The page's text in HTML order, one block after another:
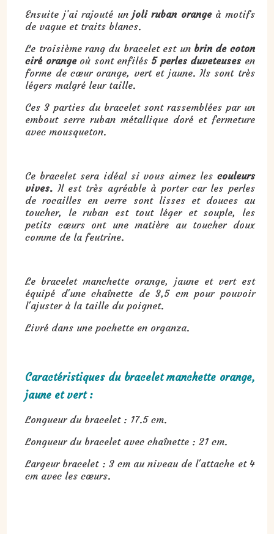
Ensuite j’ai rajouté un joli ruban orangeà motifs
de vague et traits blancs.
Le troisième rang du bracelet est un brin de coton
ciré orangeoù sont enfilés 5 perles duveteuses en
forme de cœur orange, vert et jaune. Ils sont très
légers malgré leur taille.
Ces 3 parties du bracelet sont rassemblées par un
embout serre ruban métallique doré et fermeture
avec mousqueton.
Ce bracelet sera idéal si vous aimez les couleurs
vives. Il est très agréable à porter car les perles
de rocailles en verre sont lisses et douces au
toucher, le ruban est tout léger et souple, les
petits cœurs ont une matière au toucher doux
comme de la feutrine.
Le bracelet manchette orange, jaune et vert est
équipé d'une chaînette de 3,5 cm pour pouvoir
l'ajuster à la taille du poignet.
Livré dans une pochette en organza.
Caractéristiques du bracelet manchette orange,
jaune et vert :
Longueur du bracelet : 17.5 cm.
Longueur du bracelet avec chaînette : 21 cm.
Largeur bracelet : 3 cm au niveau de l'attache et 4
cm avec les cœurs.